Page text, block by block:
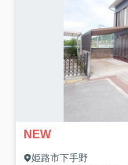
NEW
姫路市下手野